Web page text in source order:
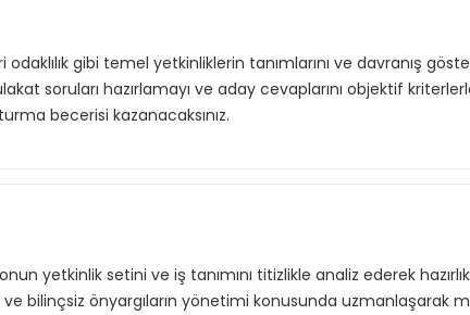
gibi temel yetkinliklerin tanımlarını ve davranış
soruları hazırlamayı ve aday cevaplarını objektif
becerisi kazanacaksınız.
yetkinlik setini ve iş tanımını titizlikle analiz ederek
bilinçsiz önyargıların yönetimi konusunda uzmanlaşarak